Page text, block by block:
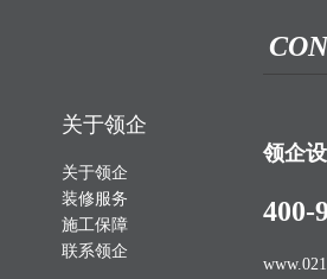
关于领企
关于领企
装修服务
施工保障
联系领企
领企
400-